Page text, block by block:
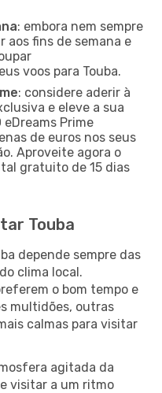
: embora nem sempre
aos fins de semana e
voos para Touba.
: considere aderir à
e eleve a sua
Prime
de euros nos seus
Aproveite agora o
gratuito de 15 dias
Touba
depende sempre das
clima local.
o bom tempo e
multidões, outras
calmas para visitar
agitada da
visitar a um ritmo